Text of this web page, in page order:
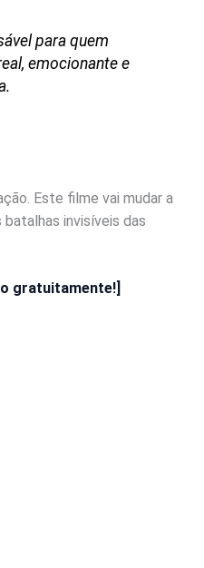
para quem
emocionante e
Este filme vai mudar a
invisíveis das
gratuitamente!]